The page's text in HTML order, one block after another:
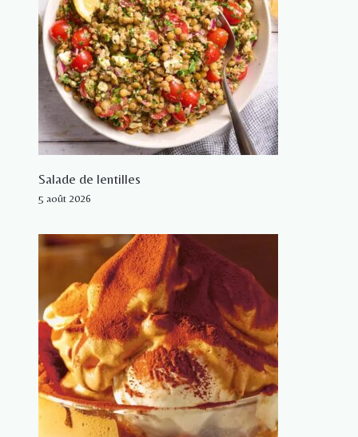
Salade de lentilles
5 août 2026